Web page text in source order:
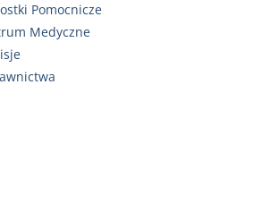
Pomocnicze
Medyczne